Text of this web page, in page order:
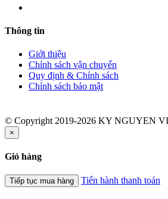
Thông tin
Giới thiệu
Chính sách vận chuyển
Quy định & Chính sách
Chính sách bảo mật
© Copyright 2019-2026 KY NGUYEN
×
Giỏ hàng
Tiếp tục mua hàng Tiến hành thanh toán